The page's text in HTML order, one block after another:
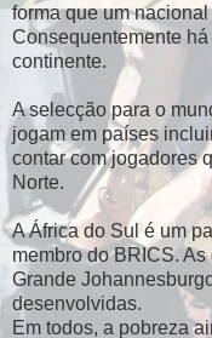
forma que um
Consequentemente
continente.
A selecção para o
jogam em países
contar com jogadores
Norte.
A África do Sul é um
membro do BRICS.
Grande
desenvolvidas.
Em todos, a pobreza